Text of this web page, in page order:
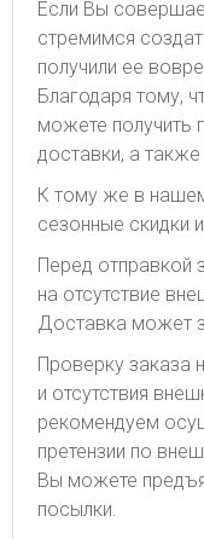
Если Вы
стремимся
получили ее
Благодаря тому,
можете получить
доставки, а
К тому же в
сезонные скидки
Перед отправкой
на отсутствие
Доставка может
Проверку заказа
и отсутствия
рекомендуем
претензии по
Вы можете
посылки.